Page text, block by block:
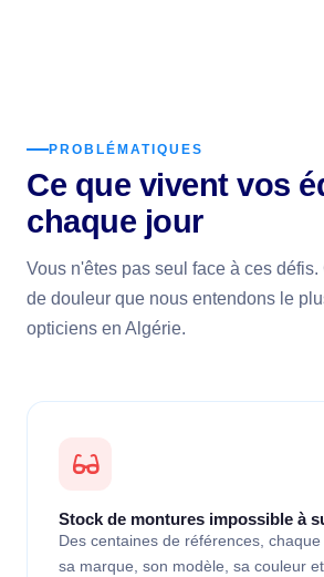
PROBLÉMATIQUES
Ce que vivent vos
chaque jour
Vous n'êtes pas seul face à ces
de douleur que nous entendons le
opticiens en Algérie.
Stock de montures impossible à
Des centaines de références,
sa marque, son modèle, sa couleur